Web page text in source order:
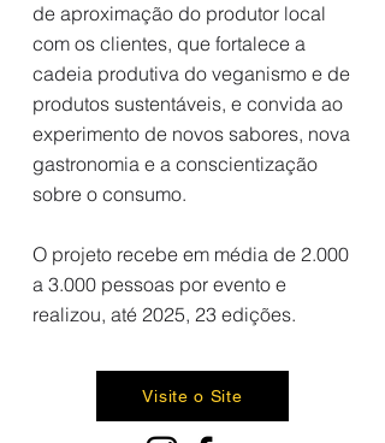
de aproximação do produtor local
com os clientes, que fortalece a
cadeia produtiva do veganismo e de
produtos sustentáveis, e convida ao
experimento de novos sabores, nova
gastronomia e a conscientização
sobre o consumo.
O projeto recebe em média de 2.000
a 3.000 pessoas por evento e
realizou, até 2025, 23 edições.
Visite o Site